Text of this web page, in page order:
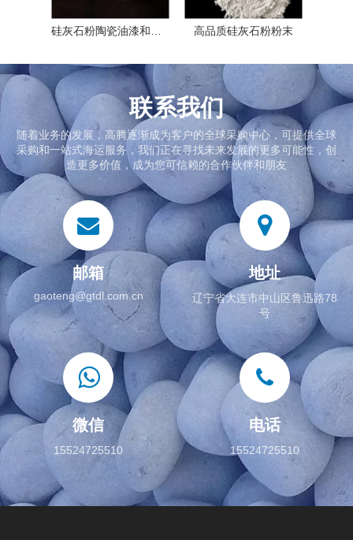
硅灰石粉陶瓷油漆和涂料用矿物质 高品质硅灰石粉粉末
联系我们
随着业务的发展，高腾逐渐成为客户的全球采购中心，可提供全球
采购和一站式海运服务，我们正在寻找未来发展的更多可能性，创
造更多价值，成为您可信赖的合作伙伴和朋友
邮箱
gaoteng@gtdl.com.cn
地址
辽宁省大连市中山区鲁迅路78
号
微信
15524725510
电话
15524725510